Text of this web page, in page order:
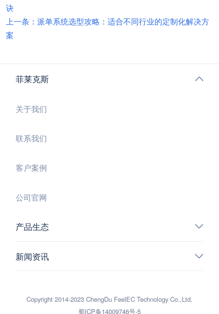
诀
上一条：派单系统选型攻略：适合不同行业的定制化解决方
案
菲莱克斯
关于我们
联系我们
客户案例
公司官网
产品生态
新闻资讯
Copyright 2014-2023 ChengDu FeelEC Technology Co.,Ltd.
蜀ICP备14009746号-5